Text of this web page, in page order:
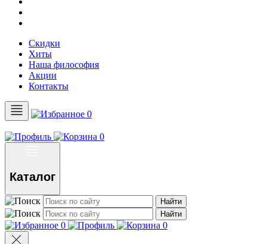
Скидки
Хиты
Наша философия
Акции
Контакты
0
0
Каталог
Найти
Найти
0 0